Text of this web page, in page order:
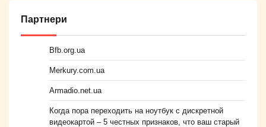
Партнери
Bfb.org.ua
Merkury.com.ua
Armadio.net.ua
Когда пора переходить на ноутбук с дискретной
видеокартой – 5 честных признаков, что ваш старый